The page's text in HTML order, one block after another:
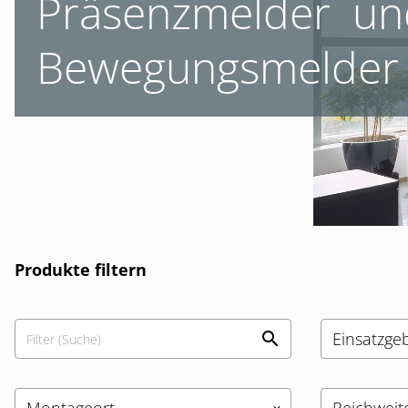
Präsenzmelder
Bewegungs­melder
Produkte filtern